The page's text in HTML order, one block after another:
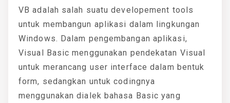
VB adalah salah suatu developement tools
untuk membangun aplikasi dalam lingkungan
Windows. Dalam pengembangan aplikasi,
Visual Basic menggunakan pendekatan Visual
untuk merancang user interface dalam bentuk
form, sedangkan untuk codingnya
menggunakan dialek bahasa Basic yang